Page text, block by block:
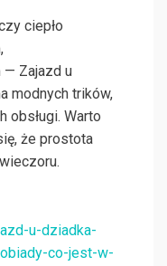
ciepło
— Zajazd u
modnych trików,
obsługi. Warto
że prostota
u-dziadka-
co-jest-w-